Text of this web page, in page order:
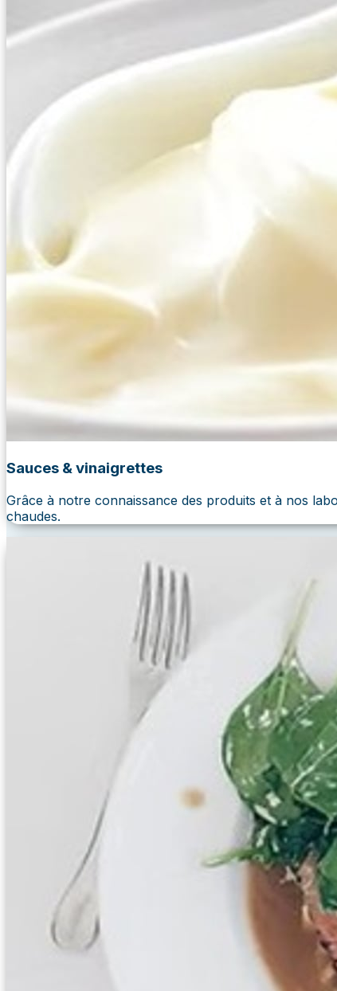
Sauces & vinaigrettes
Grâce à notre connaissance des produits et à nos
chaudes.